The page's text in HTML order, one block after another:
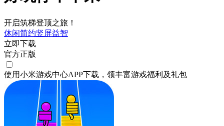
开启筑梯登顶之旅！
休闲简约竖屏益智
立即下载
官方正版
使用小米游戏中心APP下载 ，领丰富游戏福利 及礼包